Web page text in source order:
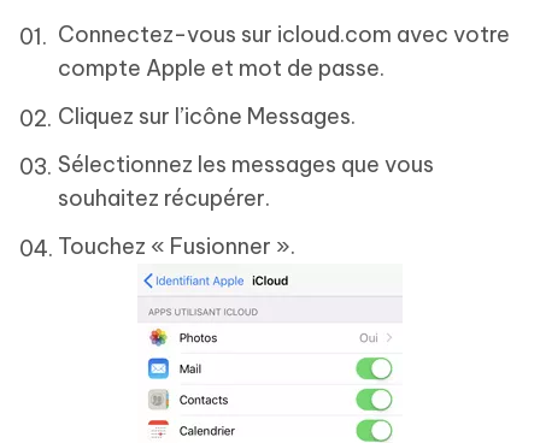
Connectez-vous sur icloud.com avec votre
compte Apple et mot de passe.
Cliquez sur l’icône Messages.
Sélectionnez les messages que vous
souhaitez récupérer.
Touchez « Fusionner ».